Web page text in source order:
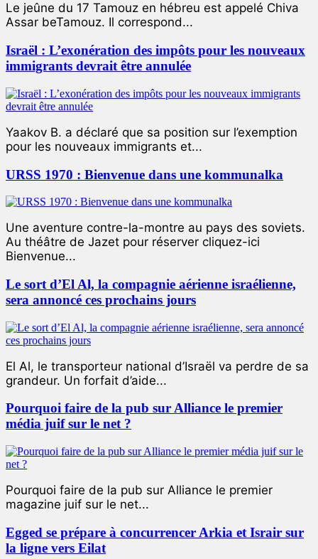
Le jeûne du 17 Tamouz en hébreu est appelé Chiva
Assar beTamouz. Il correspond...
Israël : L’exonération des impôts pour les nouveaux
immigrants devrait être annulée
Yaakov B. a déclaré que sa position sur l’exemption
pour les nouveaux immigrants et...
URSS 1970 : Bienvenue dans une kommunalka
Une aventure contre-la-montre au pays des soviets.
Au théâtre de Jazet pour réserver cliquez-ici
Bienvenue...
Le sort d’El Al, la compagnie aérienne israélienne,
sera annoncé ces prochains jours
El Al, le transporteur national d’Israël va perdre de sa
grandeur. Un forfait d’aide...
Pourquoi faire de la pub sur Alliance le premier
média juif sur le net ?
Pourquoi faire de la pub sur Alliance le premier
magazine juif sur le net...
Egged se prépare à concurrencer Arkia et Israir sur
la ligne vers Eilat